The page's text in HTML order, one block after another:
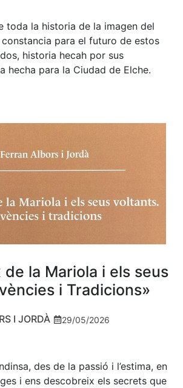
toda la historia de la imagen del
para el futuro de estos
historia hecah por sus
hecha para la Ciudad de Elche.
de la Mariola i els seus
i Tradicions»
I JORDÀ 29/05/2026
des de la passió i l’estima, en
i ens descobreix els secrets que